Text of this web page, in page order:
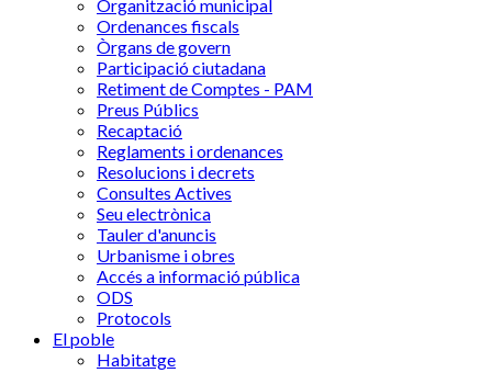
Organització municipal
Ordenances fiscals
Òrgans de govern
Participació ciutadana
Retiment de Comptes - PAM
Preus Públics
Recaptació
Reglaments i ordenances
Resolucions i decrets
Consultes Actives
Seu electrònica
Tauler d'anuncis
Urbanisme i obres
Accés a informació pública
ODS
Protocols
El poble
Habitatge